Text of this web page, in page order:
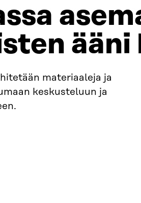
materiaaleja ja
keskusteluun ja